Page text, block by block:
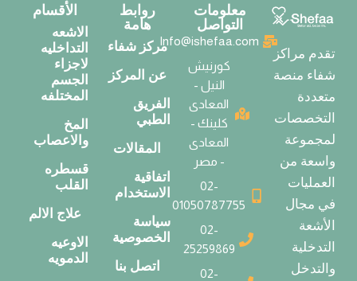
تقدم مراكز
شفاء منصة
متعددة
التخصصات
لمجموعة
واسعة من
العمليات
في مجال
الأشعة
التدخلية
والتدخل
روابط
هامة
مركز شفاء
عن المركز
الفريق
الطبي
المقالات
اتفاقية
الاستخدام
سياسة
الخصوصية
اتصل بنا
الأقسام
الاشعه
التداخليه
لاجزاء
الجسم
المختلفه
المخ
والاعصاب
قسطره
القلب
علاج الالم
الاوعيه
الدمويه
معلومات
التواصل
Info@ishefaa.com
كورنيش
النيل -
المعادى
كلينك -
المعادى
- مصر
02-
01050787755
02-
25259869
02-